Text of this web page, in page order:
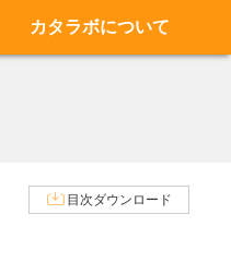
カタラボについて
目次ダウンロード